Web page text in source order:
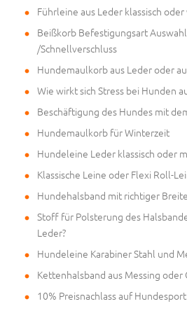
Führleine aus Leder klassisch
Beißkorb Befestigungsart
/Schnellverschluss
Hundemaulkorb aus Leder oder
Wie wirkt sich Stress bei Hunden
Beschäftigung des Hundes mit
Hundemaulkorb für Winterzeit
Hundeleine Leder klassisch oder
Klassische Leine oder Flexi Roll-
Hundehalsband mit richtiger
Stoff für Polsterung des
Leder?
Hundeleine Karabiner Stahl und
Kettenhalsband aus Messing oder
10% Preisnachlass auf